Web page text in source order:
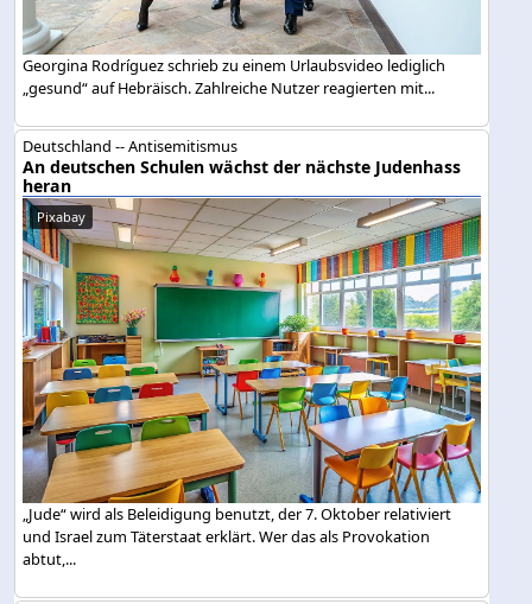
Georgina Rodríguez schrieb zu einem Urlaubsvideo lediglich
„gesund“ auf Hebräisch. Zahlreiche Nutzer reagierten mit...
Deutschland -- Antisemitismus
An deutschen Schulen wächst der nächste Judenhass
heran
Pixabay
„Jude“ wird als Beleidigung benutzt, der 7. Oktober relativiert
und Israel zum Täterstaat erklärt. Wer das als Provokation
abtut,...